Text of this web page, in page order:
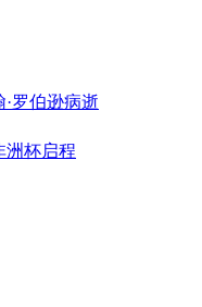
罗伯逊病逝
洲杯启程